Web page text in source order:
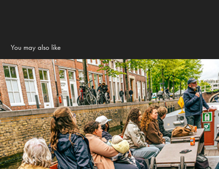
You may also like
Family - praamvaren